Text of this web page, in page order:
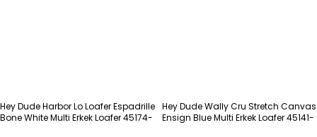
Hey Dude Harbor Lo Loafer Espadrille
Bone White Multi Erkek Loafer 45174-
Hey Dude Wally Cru Stretch Canvas
Ensign Blue Multi Erkek Loafer 45141-